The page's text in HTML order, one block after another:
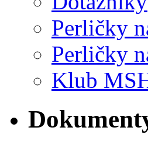
Perličky
Perličky
Klub